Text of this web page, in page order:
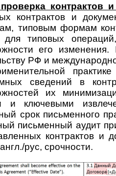
контрактов
контрактов и
типовым формам
для типовых
его
РФ и
сведений в
их
и ключевыми
срок письменного
письменный аудит
контрактов и
рус, срочности.